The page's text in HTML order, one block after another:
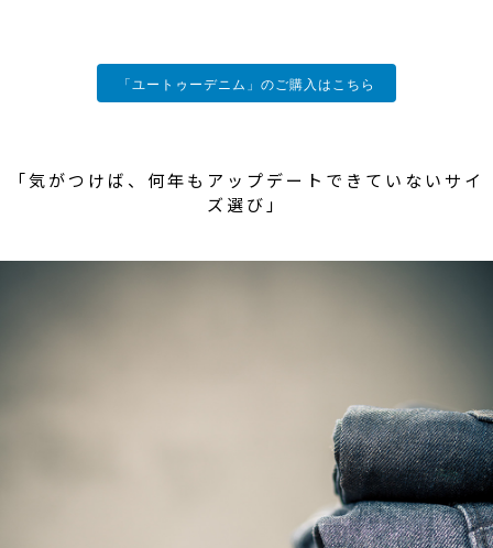
「ユートゥーデニム」のご購入はこちら
「気がつけば、何年もアップデートできていないサイ
ズ選び」